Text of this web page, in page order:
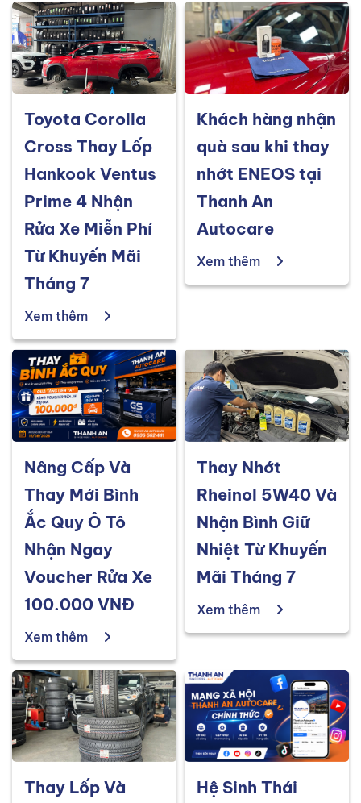
Toyota Corolla
Cross Thay Lốp
Hankook Ventus
Prime 4 Nhận
Rửa Xe Miễn Phí
Từ Khuyến Mãi
Tháng 7
Xem thêm
Khách hàng nhận
quà sau khi thay
nhớt ENEOS tại
Thanh An
Autocare
Xem thêm
Nâng Cấp Và
Thay Mới Bình
Ắc Quy Ô Tô
Nhận Ngay
Voucher Rửa Xe
100.000 VNĐ
Xem thêm
Thay Nhớt
Rheinol 5W40 Và
Nhận Bình Giữ
Nhiệt Từ Khuyến
Mãi Tháng 7
Xem thêm
Thay Lốp Và
Hệ Sinh Thái